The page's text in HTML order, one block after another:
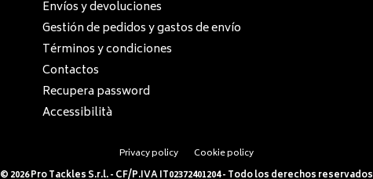
Envíos y devoluciones
Gestión de pedidos y gastos de envío
Términos y condiciones
Contactos
Recupera password
Accessibilità
Privacy policy
Cookie policy
© 2026 Pro Tackles S.r.l. - CF/P.IVA IT02372401204 - Todo los derechos reservados